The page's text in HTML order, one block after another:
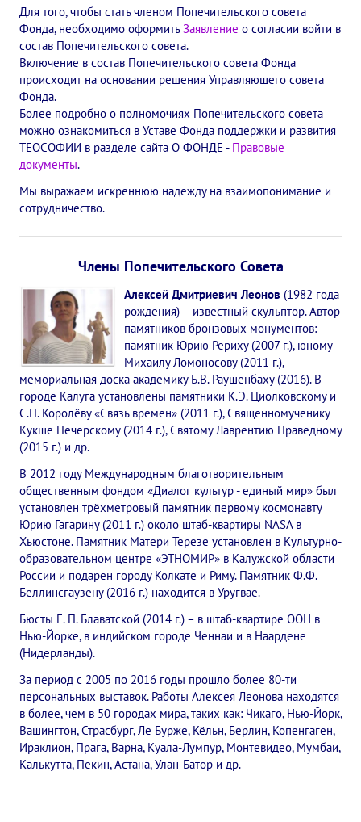
✔️ Заказать Семинар
✔️ Заказать книги/журналы
Международный научно-исследовательский Центр, им. Е.П.
Международное теософское издательство «Альбатрос»
Межрегиональные теософские семинары России. Теософский
Международный Теософский Конгресс
Международный музыкальный Конкурс, посвященный Елене
Выставка «Книжная экспедиция»
Авторское кино Олега Мартынова
Конкурс городов России на право проведения
Памятник Е.П. Блаватской
Олимпиада культуры под Знаменем Мира
МЕЖДУНАРОДНЫЙ ЦЕНТР ТЕОСОФИИ
ШКОЛА ТЕОСОФИИ
О школе Теософии
Открытая школа теософии
Фотоматериалы
ГОВОРЯТ ТЕОСОФЫ. Рубрика «Вопрос-Ответ»
Книги
Семинары
Плейлист "Международный научно-исследовательский
Для того, чтобы стать членом Попечительского совета
Фонда, необходимо оформитьЗаявление о согласии войти в
состав Попечительского совета.
Включение в состав Попечительского совета Фонда
происходит на основании решения Управляющего совета
Фонда.
Более подробно о полномочиях Попечительского совета
можно ознакомиться в Уставе Фонда поддержки и развития
ТЕОСОФИИ в разделе сайта О ФОНДЕ - Правовые
документы.
Мы выражаем искреннюю надежду на взаимопонимание и
сотрудничество.
Члены Попечительского Совета
Алексей Дмитриевич Леонов (1982 года
рождения) – известный скульптор. Автор
памятников бронзовых монументов:
памятник Юрию Рериху (2007 г.), юному
Михаилу Ломоносову (2011 г.),
мемориальная доска академику Б.В. Раушенбаху (2016). В
городе Калуга установлены памятники К.Э. Циолковскому и
С.П. Королёву «Связь времен» (2011 г.), Священномученику
Кукше Печерскому (2014 г.), Святому Лаврентию Праведному
(2015 г.) и др.
В 2012 году Международным благотворительным
общественным фондом «Диалог культур - единый мир» был
установлен трёхметровый памятник первому космонавту
Юрию Гагарину (2011 г.) около штаб-квартиры NASA в
Хьюстоне. Памятник Матери Терезе установлен в Культурно-
образовательном центре «ЭТНОМИР» в Калужской области
России и подарен городу Колкате и Риму. Памятник Ф.Ф.
Беллинсгаузену (2016 г.) находится в Уругвае.
Бюсты Е. П. Блаватской (2014 г.) – в штаб-квартире ООН в
Нью-Йорке, в индийском городе Ченнаи и в Наардене
(Нидерланды).
За период с 2005 по 2016 годы прошло более 80-ти
персональных выставок. Работы Алексея Леонова находятся
в более, чем в 50 городах мира, таких как: Чикаго, Нью-Йорк,
Вашингтон, Страсбург, Ле Бурже, Кёльн, Берлин, Копенгаген,
Ираклион, Прага, Варна, Куала-Лумпур, Монтевидео, Мумбаи,
Калькутта, Пекин, Астана, Улан-Батор и др.